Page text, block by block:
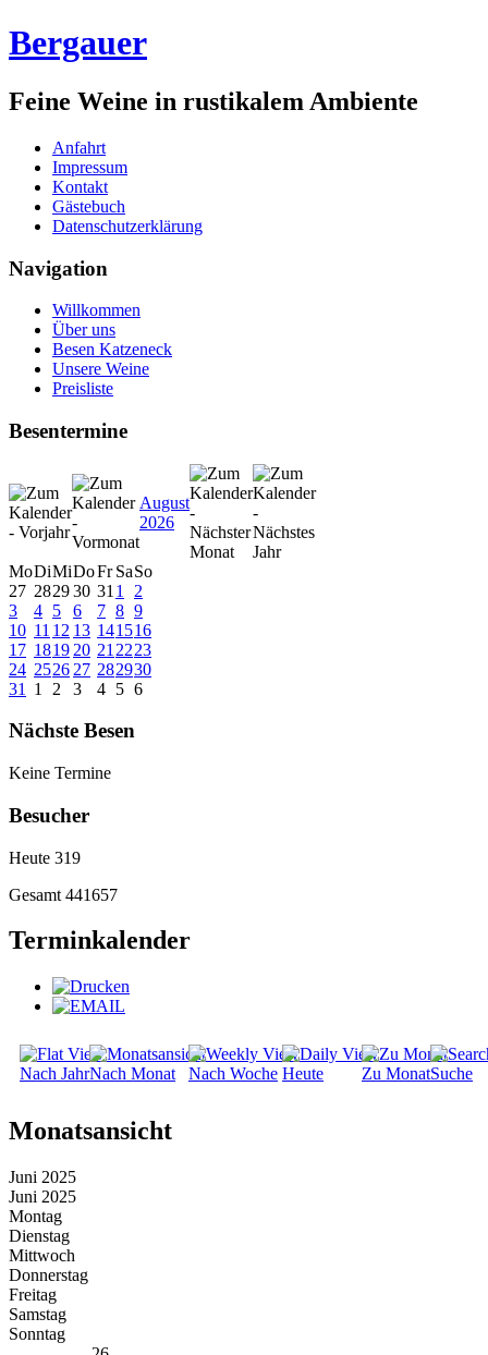
Bergauer
Feine Weine in rustikalem Ambiente
Anfahrt
Impressum
Kontakt
Gästebuch
Datenschutzerklärung
Navigation
Willkommen
Über uns
Besen Katzeneck
Unsere Weine
Preisliste
Besentermine
August
2026
MoDiMiDoFr SaSo
27 282930 31 1
2
3
4 5 6 7 8 9
10 11 12 13 141516
17 1819 20 21 2223
24 2526 27 282930
31
1 2 3 4 5 6
Nächste Besen
Keine Termine
Besucher
Heute 319
Gesamt 441657
Terminkalender
Nach JahrNach Monat Nach Woche Heute Zu MonatSuche
Monatsansicht
Juni 2025
Juni 2025
Montag
Dienstag
Mittwoch
Donnerstag
Freitag
Samstag
Sonntag